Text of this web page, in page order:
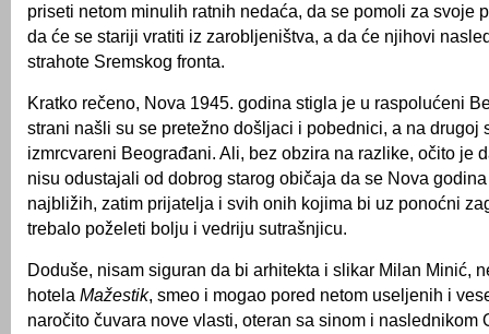
priseti netom minulih ratnih nedaća, da se pomoli za svoje
da će se stariji vratiti iz zarobljeništva, a da će njihovi
strahote Sremskog fronta.
Kratko rečeno, Nova 1945. godina stigla je u raspolućeni
strani našli su se pretežno došljaci i pobednici, a na drugoj
izmrcvareni Beograđani. Ali, bez obzira na razlike, očito je
nisu odustajali od dobrog starog običaja da se Nova
najbližih, zatim prijatelja i svih onih kojima bi uz ponoćni
trebalo poželeti bolju i vedriju sutrašnjicu.
Doduše, nisam siguran da bi arhitekta i slikar Milan Minić,
hotela Mažestik, smeo i mogao pored netom useljenih i
naročito čuvara nove vlasti, oteran sa sinom i naslednikom